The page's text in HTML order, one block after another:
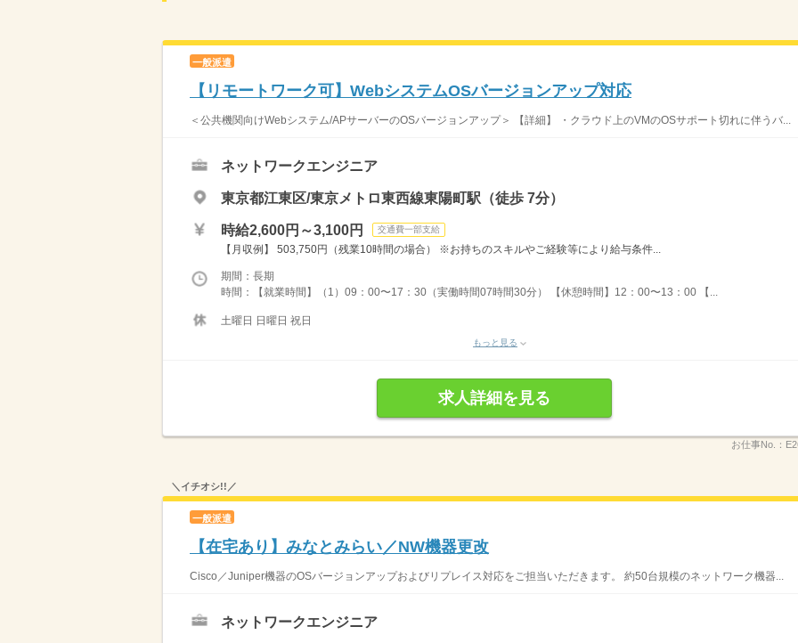
一般派遣
【リモートワーク可】WebシステムOSバージョンアップ対応
＜公共機関向けWebシステム/APサーバーのOSバージョンアップ＞ 【詳細】 ・クラウド上のVMのOSサポート切れに伴うバ...
ネットワークエンジニア
東京都江東区/東京メトロ東西線東陽町駅（徒歩 7分）
時給2,600円～3,100円 交通費一部支給
【月収例】 503,750円（残業10時間の場合） ※お持ちのスキルやご経験等により給与条件...
期間：長期
時間：【就業時間】（1）09：00〜17：30（実働時間07時間30分） 【休憩時間】12：00〜13：00 【...
土曜日 日曜日 祝日
もっと見る
求人詳細を見る
お仕事No.：
＼イチオシ!!／
一般派遣
【在宅あり】みなとみらい／NW機器更改
Cisco／Juniper機器のOSバージョンアップおよびリプレイス対応をご担当いただきます。 約50台規模のネットワーク機器...
ネットワークエンジニア